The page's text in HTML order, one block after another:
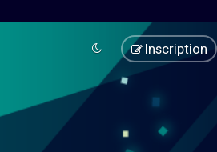
Inscription